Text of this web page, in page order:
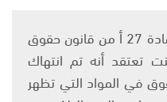
يتم الاستخدام المواد وفقًا للمادة 27 أ من قانون حقوق
2007، وإن كنت تعتقد أنه تم انتهاك
في المواد التي تظهر